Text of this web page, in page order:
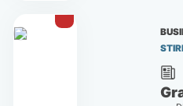
STIRI